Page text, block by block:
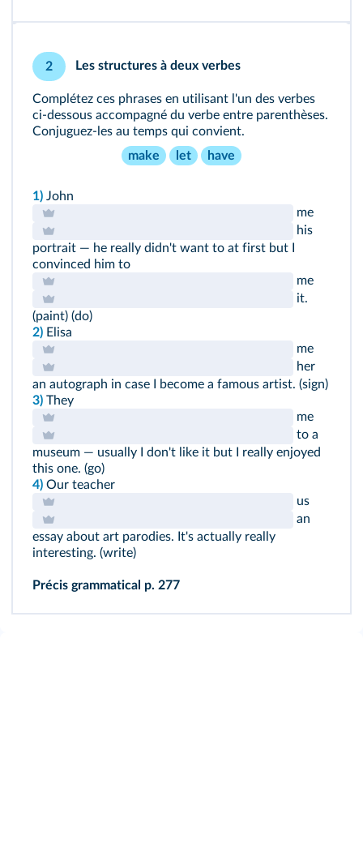
2 Les structures à deux verbes
Complétez ces phrases en utilisant l'un des verbes
ci-dessous accompagné du verbe entre parenthèses.
Conjuguez-les au temps qui convient.
make
let have
1) John
me
his
portrait — he really didn't want to at first but I
convinced him to
me
it.
(paint) (do)
2) Elisa
me
her
an autograph in case I become a famous artist. (sign)
3) They
me
to a
museum — usually I don't like it but I really enjoyed
this one. (go)
4) Our teacher
us
an
essay about art parodies. It's actually really
interesting. (write)
Précis grammatical p. 277